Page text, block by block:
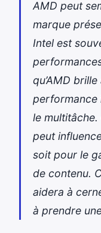
AMD peut
marque
Intel est
qu’AMD
performance
le
peut
soit pour le
de contenu.
aidera à
à prendre